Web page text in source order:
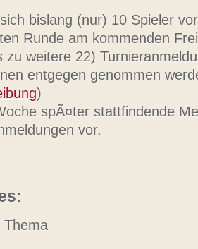
bislang (nur) 10 Spieler
Runde am kommenden
zu weitere 22)
entgegen genommen
)
spÃ¤ter stattfindende
vor.
Thema